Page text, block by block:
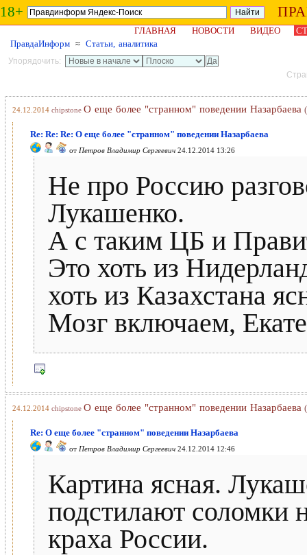
18+
ГЛАВНАЯ НОВОСТИ ВИДЕО
ПравдаИнформ ≈ Статьи, аналитика
Упорядочить:
24.12.2014 chipstone О еще более "странном" поведении Назарбаева
Re: Re: Re: О еще более "странном" поведении Назарбаева
от Петров Владимир Сергеевич 24.12.2014 13:26
Не про Россию
Лукашенко.
А с таким ЦБ и
Это хоть из
хоть из Казахстана
Мозг включаем,
24.12.2014 chipstone О еще более "странном" поведении Назарбаева
Re: О еще более "странном" поведении Назарбаева
от Петров Владимир Сергеевич 24.12.2014 12:46
Картина ясная.
подстилают соломки
краха России.